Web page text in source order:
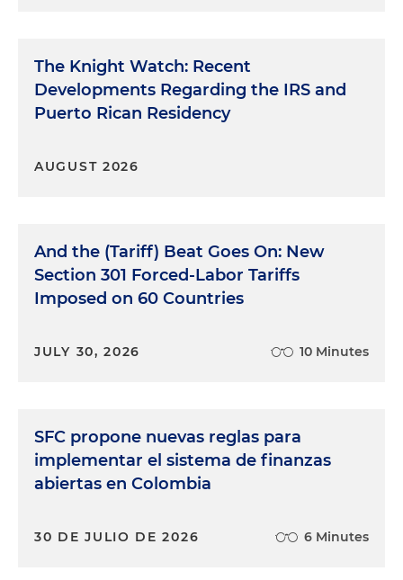
The Knight Watch: Recent
Developments Regarding the IRS and
Puerto Rican Residency
AUGUST 2026
And the (Tariff) Beat Goes On: New
Section 301 Forced-Labor Tariffs
Imposed on 60 Countries
JULY 30, 2026 10 Minutes
SFC propone nuevas reglas para
implementar el sistema de finanzas
abiertas en Colombia
30 DE JULIO DE 2026 6 Minutes